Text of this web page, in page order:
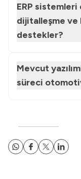
ERP
dijitalleşme ve
destekler?
Mevcut
süreci